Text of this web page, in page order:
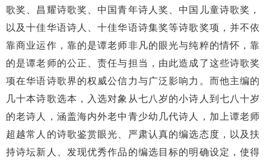
歌奖、昌耀诗歌奖、中国青年诗人奖、中国儿童诗歌奖，
以及十佳华语诗人、十佳华语诗集奖等诗歌奖项，并不依
靠商业运作，靠的是谭老师非凡的眼光与纯粹的情怀，靠
的是谭老师的公正、责任与担当，由此造成了这些诗歌奖
项在华语诗歌界的权威公信力与广泛影响力。而他主编的
几十本诗歌选本，入选对象从七八岁的小诗人到七八十岁
的老诗人，涵盖海内外老中青少幼几代诗人，加上谭老师
超越常人的诗歌鉴赏眼光、严肃认真的编选态度，以及扶
持诗坛新人、发现优秀作品的编选目标的明确设定，使得